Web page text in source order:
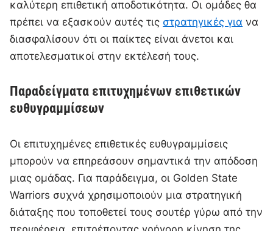
καλύτερη επιθετική αποδοτικότητα. Οι ομάδες θα
πρέπει να εξασκούν αυτές τις στρατηγικές για να
διασφαλίσουν ότι οι παίκτες είναι άνετοι και
αποτελεσματικοί στην εκτέλεσή τους.
Παραδείγματα επιτυχημένων επιθετικών
ευθυγραμμίσεων
Οι επιτυχημένες επιθετικές ευθυγραμμίσεις
μπορούν να επηρεάσουν σημαντικά την απόδοση
μιας ομάδας. Για παράδειγμα, οι Golden State
Warriors συχνά χρησιμοποιούν μια στρατηγική
διάταξης που τοποθετεί τους σουτέρ γύρω από την